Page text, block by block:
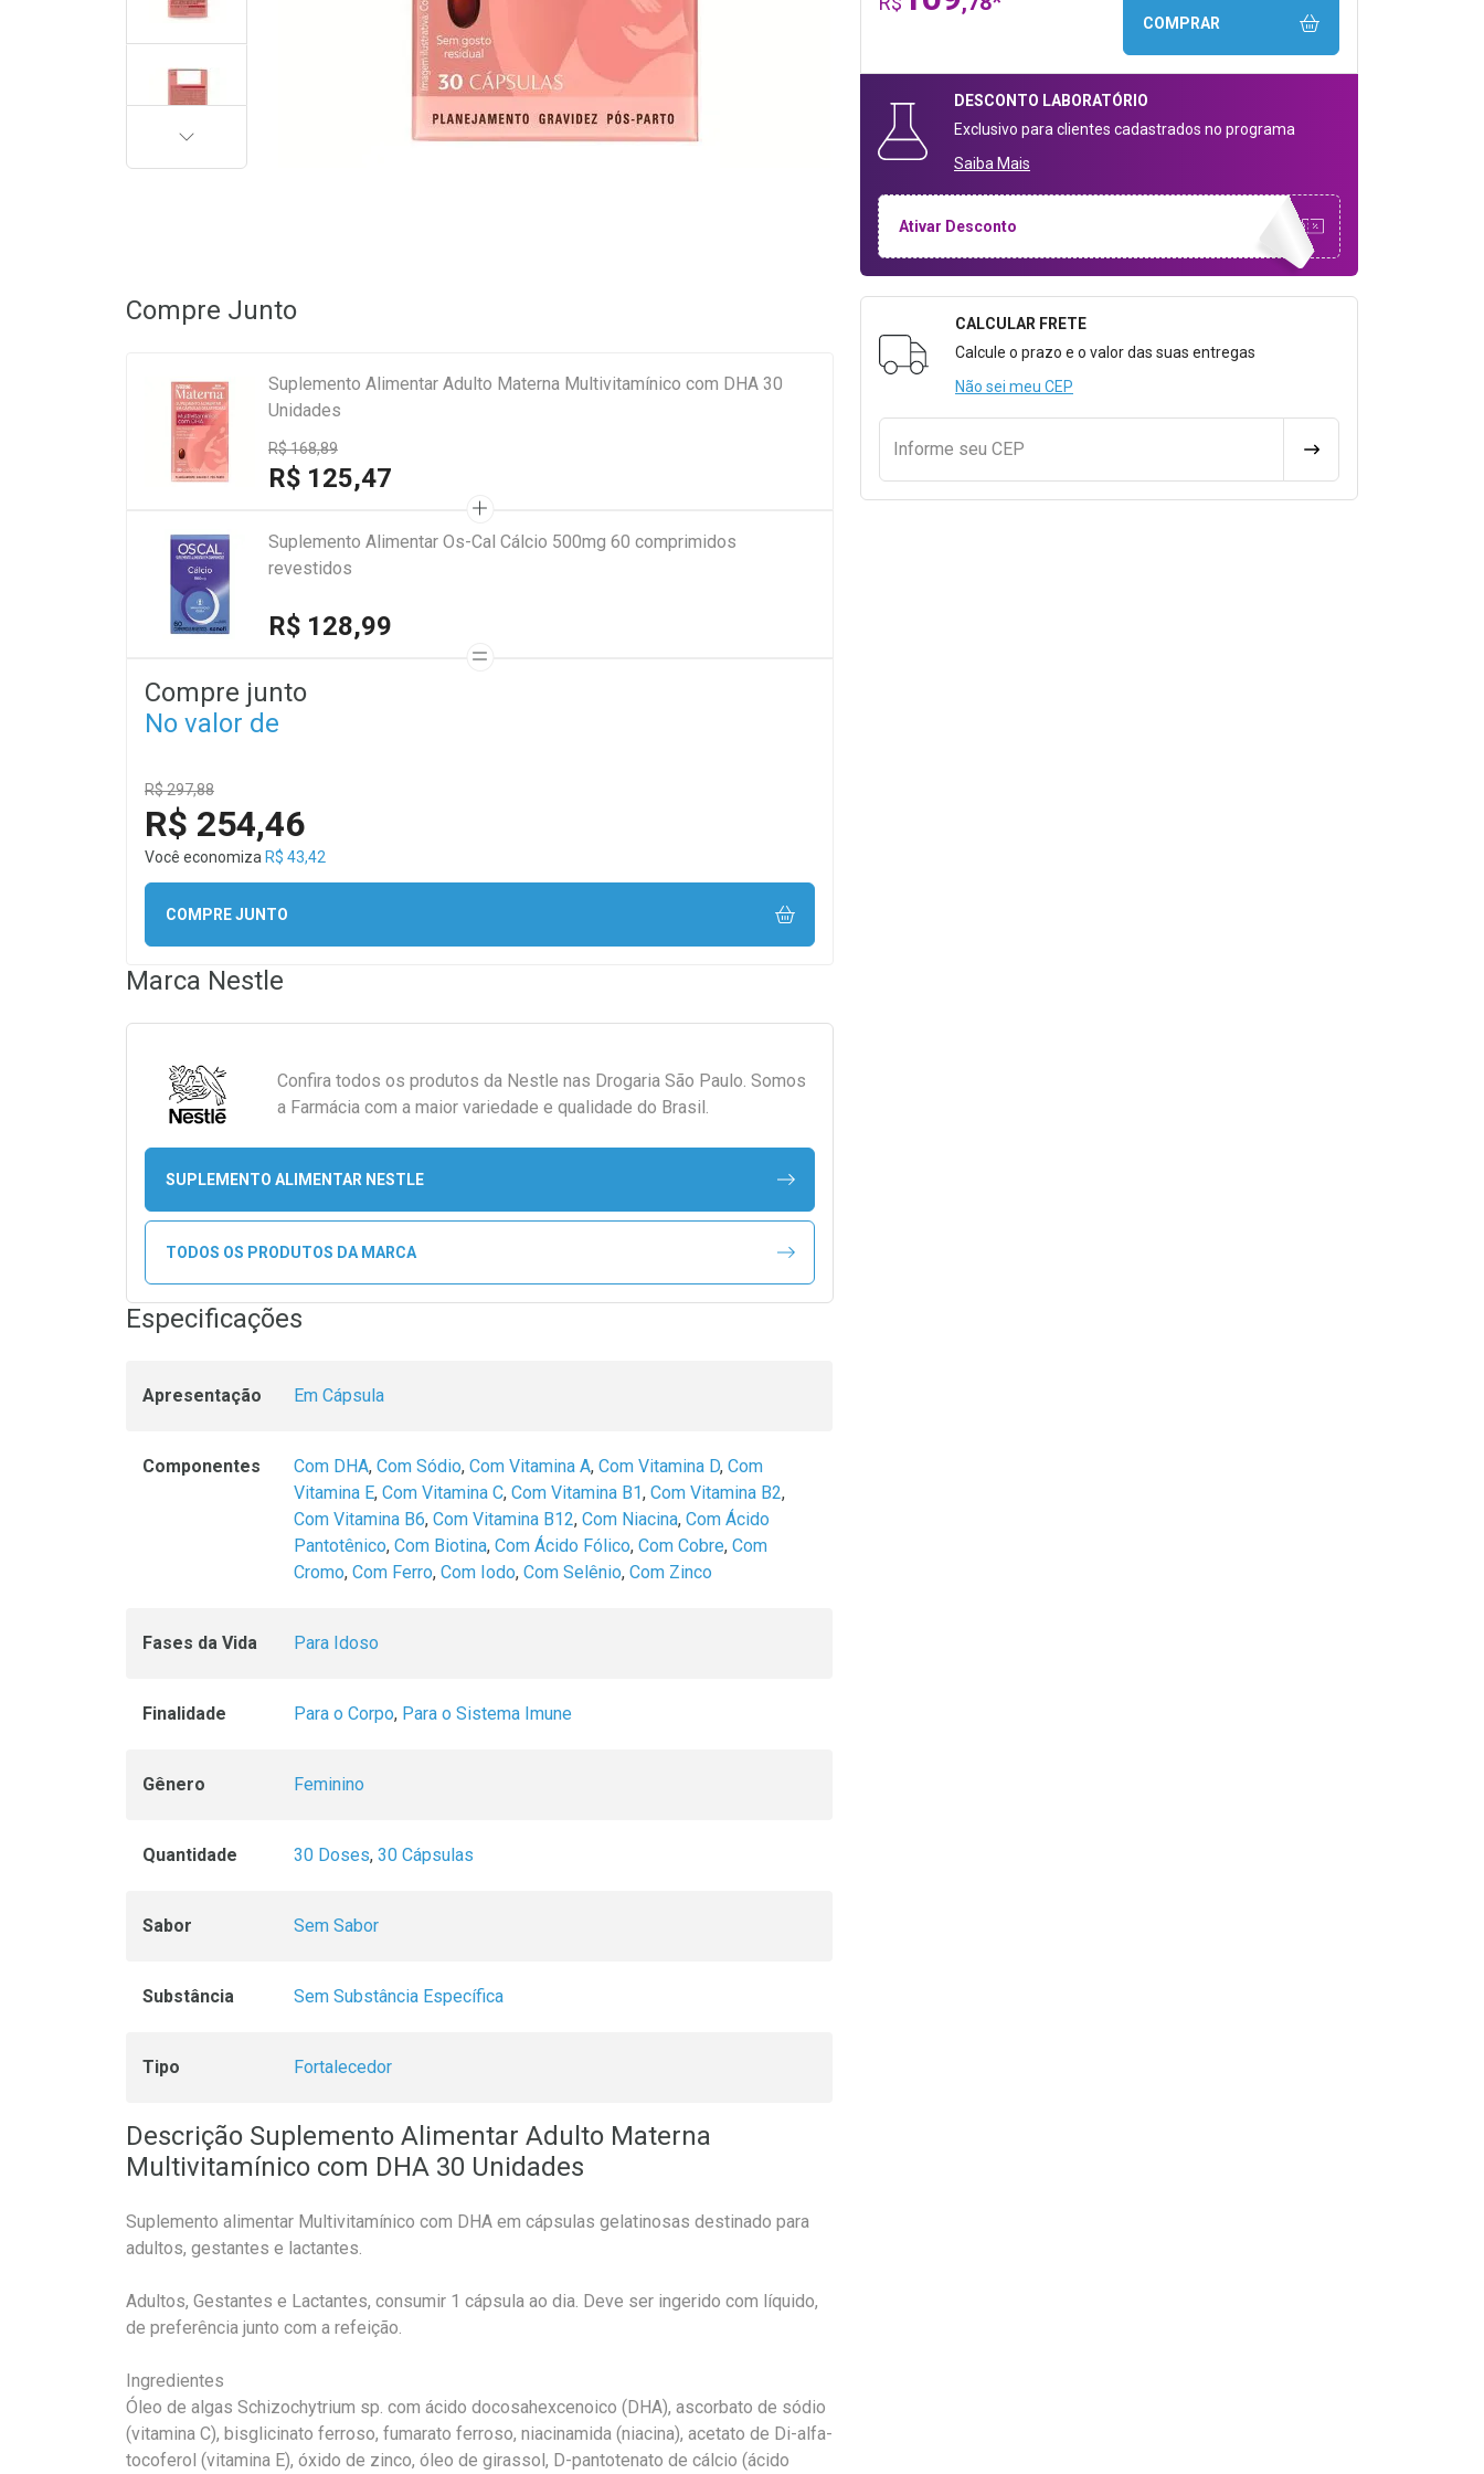
COMPRAR
DESCONTO LABORATÓRIO
Exclusivo para clientes cadastrados no programa
Saiba Mais
Ativar Desconto
Formulário para Calcular o Frete
CALCULAR FRETE
Calcule o prazo e o valor das suas entregas
Não sei meu CEP
Informe seu CEP CALCULAR FRETE
PRÓXIMA
Compre Junto
Suplemento Alimentar Adulto Materna Multivitamínico com DHA 30
Unidades
R$ 168,89
R$ 125,47
Suplemento Alimentar Os-Cal Cálcio 500mg 60 comprimidos
revestidos
R$ 128,99
Compre junto
No valor de
R$ 297,88
R$ 254,46
Você economiza R$ 43,42
COMPRE JUNTO
Marca Nestle
Confira todos os produtos da Nestle nas Drogaria São Paulo. Somos
a Farmácia com a maior variedade e qualidade do Brasil.
SUPLEMENTO ALIMENTAR NESTLE
TODOS OS PRODUTOS DA MARCA
Especificações
Apresentação Em Cápsula
Componentes Com DHA, Com Sódio, Com Vitamina A, Com Vitamina D, Com
Vitamina E, Com Vitamina C, Com Vitamina B1, Com Vitamina B2,
Com Vitamina B6, Com Vitamina B12, Com Niacina, Com Ácido
Pantotênico, Com Biotina, Com Ácido Fólico, Com Cobre, Com
Cromo, Com Ferro, Com Iodo, Com Selênio, Com Zinco
Fases da Vida Para Idoso
Finalidade Para o Corpo, Para o Sistema Imune
Gênero Feminino
Quantidade 30 Doses, 30 Cápsulas
Sabor Sem Sabor
Substância Sem Substância Específica
Tipo Fortalecedor
Descrição Suplemento Alimentar Adulto Materna
Multivitamínico com DHA 30 Unidades
Suplemento alimentar Multivitamínico com DHA em cápsulas gelatinosas destinado para
adultos, gestantes e lactantes.
Adultos, Gestantes e Lactantes, consumir 1 cápsula ao dia. Deve ser ingerido com líquido,
de preferência junto com a refeição.
Ingredientes
Óleo de algas Schizochytrium sp. com ácido docosahexcenoico (DHA), ascorbato de sódio
(vitamina C), bisglicinato ferroso, fumarato ferroso, niacinamida (niacina), acetato de Di-alfa-
tocoferol (vitamina E), óxido de zinco, óleo de girassol, D-pantotenato de cálcio (ácido